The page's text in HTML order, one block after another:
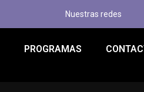
Nuestras redes
PROGRAMAS